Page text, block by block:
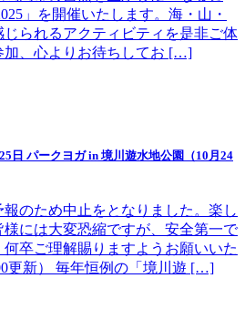
」を開催いたします。海・山・
られるアクティビティを是非ご体
加、心よりお待ちしてお […]
日 パークヨガ in 境川遊水地公園（10月24
のため中止をとなりました。楽し
には大変恐縮ですが、安全第一で
卒ご理解賜りますようお願いいた
更新） 毎年恒例の「境川遊 […]